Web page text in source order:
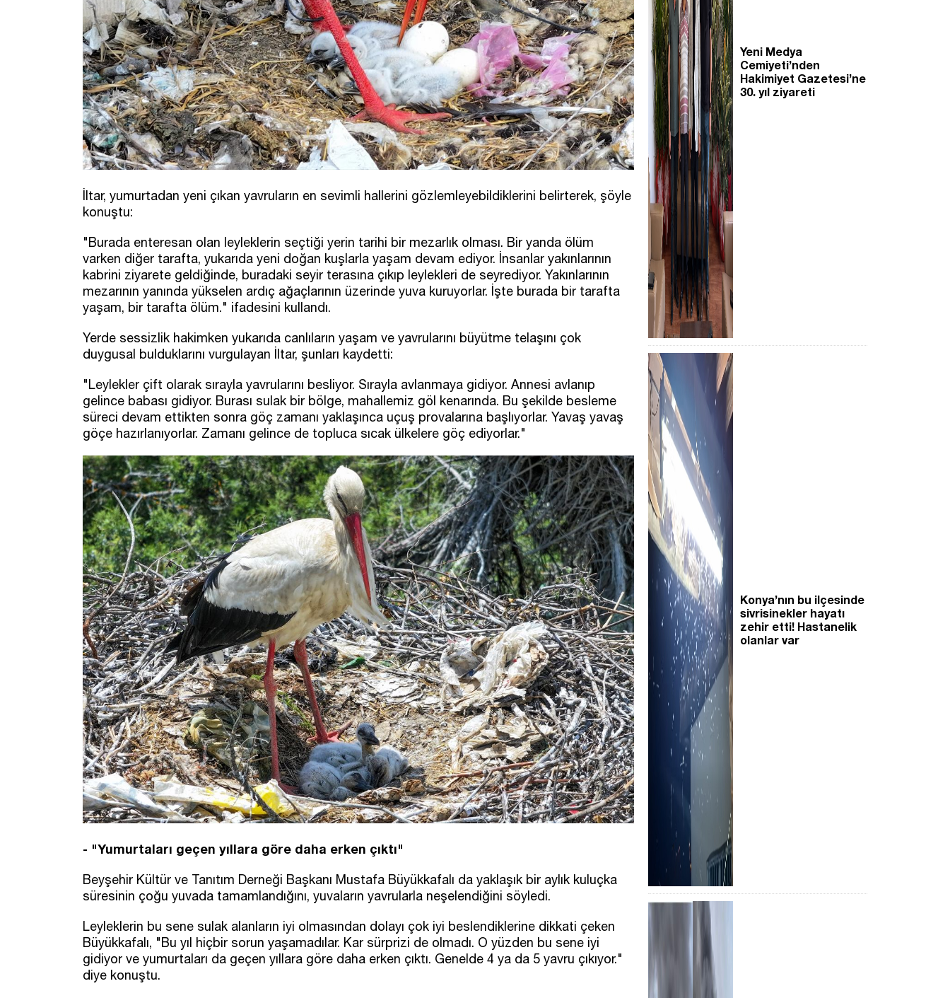
İltar, yumurtadan yeni çıkan yavruların en sevimli hallerini gözlemleyebildiklerini belirterek, şöyle
konuştu:
"Burada enteresan olan leyleklerin seçtiği yerin tarihi bir mezarlık olması. Bir yanda ölüm
varken diğer tarafta, yukarıda yeni doğan kuşlarla yaşam devam ediyor. İnsanlar yakınlarının
kabrini ziyarete geldiğinde, buradaki seyir terasına çıkıp leylekleri de seyrediyor. Yakınlarının
mezarının yanında yükselen ardıç ağaçlarının üzerinde yuva kuruyorlar. İşte burada bir tarafta
yaşam, bir tarafta ölüm." ifadesini kullandı.
Yerde sessizlik hakimken yukarıda canlıların yaşam ve yavrularını büyütme telaşını çok
duygusal bulduklarını vurgulayan İltar, şunları kaydetti:
"Leylekler çift olarak sırayla yavrularını besliyor. Sırayla avlanmaya gidiyor. Annesi avlanıp
gelince babası gidiyor. Burası sulak bir bölge, mahallemiz göl kenarında. Bu şekilde besleme
süreci devam ettikten sonra göç zamanı yaklaşınca uçuş provalarına başlıyorlar. Yavaş yavaş
göçe hazırlanıyorlar. Zamanı gelince de topluca sıcak ülkelere göç ediyorlar."
- "Yumurtaları geçen yıllara göre daha erken çıktı"
Beyşehir Kültür ve Tanıtım Derneği Başkanı Mustafa Büyükkafalı da yaklaşık bir aylık kuluçka
süresinin çoğu yuvada tamamlandığını, yuvaların yavrularla neşelendiğini söyledi.
Leyleklerin bu sene sulak alanların iyi olmasından dolayı çok iyi beslendiklerine dikkati çeken
Büyükkafalı, "Bu yıl hiçbir sorun yaşamadılar. Kar sürprizi de olmadı. O yüzden bu sene iyi
gidiyor ve yumurtaları da geçen yıllara göre daha erken çıktı. Genelde 4 ya da 5 yavru çıkıyor."
diye konuştu.
Yeni Medya
Cemiyeti’nden
Hakimiyet Gazetesi’ne
30. yıl ziyareti
Konya’nın bu ilçesinde
sivrisinekler hayatı
zehir etti! Hastanelik
olanlar var